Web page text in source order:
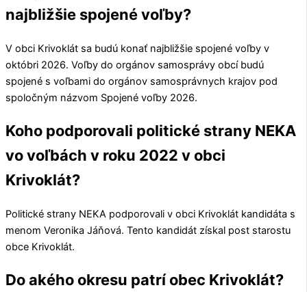
najbližšie spojené voľby?
V obci Krivoklát sa budú konať najbližšie spojené voľby v
októbri 2026. Voľby do orgánov samosprávy obcí budú
spojené s voľbami do orgánov samosprávnych krajov pod
spoločným názvom Spojené voľby 2026.
Koho podporovali politické strany NEKA
vo voľbách v roku 2022 v obci
Krivoklát?
Politické strany NEKA podporovali v obci Krivoklát kandidáta s
menom Veronika Jáňová. Tento kandidát získal post starostu
obce Krivoklát.
Do akého okresu patrí obec Krivoklát?